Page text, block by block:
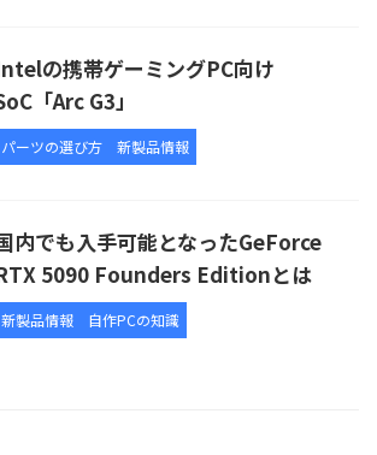
の携帯ゲーミングPC向け
「Arc G3」
パーツの選び方 新製品情報
内でも入手可能となったGeForce
5090 Founders Editionとは
新製品情報 自作PCの知識